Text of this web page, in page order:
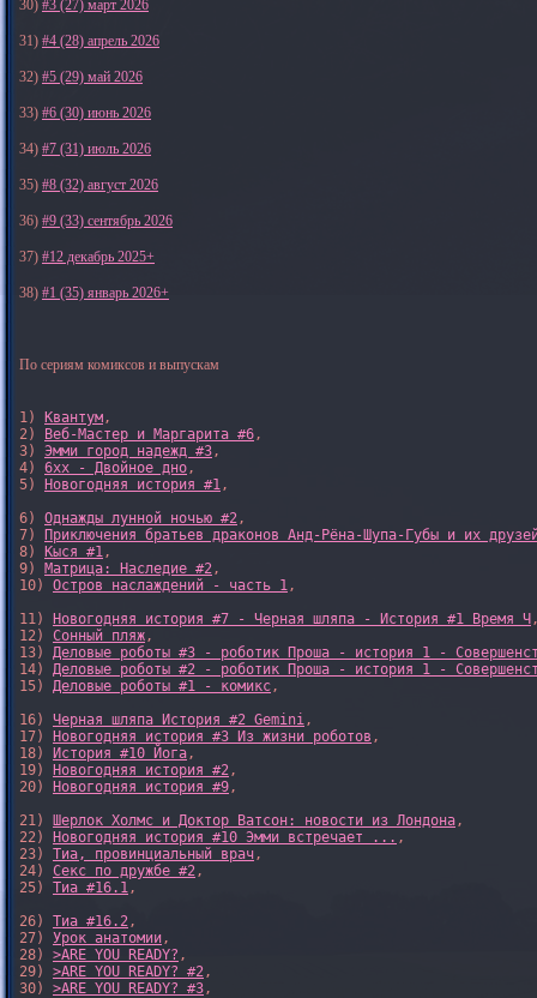
30) #3 (27) март 2026
31) #4 (28) апрель 2026
32) #5 (29) май 2026
33) #6 (30) июнь 2026
34) #7 (31) июль 2026
35) #8 (32) август 2026
36) #9 (33) сентябрь 2026
37) #12 декабрь 2025+
38) #1 (35) январь 2026+
По сериям комиксов и выпускам
1) Квантум,
2)
Веб-Мастер и Маргарита #6,
3) Эмми город надежд #3,
4) 6xx - Двойное дно,
5)
Новогодняя история #1,
6) Однажды лунной ночью #2,
7)
Приключения братьев драконов Анд-Рёна-Шупа-Губы и их
8)
Кыся #1,
9) Матрица: Наследие #2,
10) Остров наслаждений - часть 1,
11)
Новогодняя история #7 - Черная шляпа - История #1 Время Ч
12) Сонный пляж,
13) Деловые роботы #3 - роботик Проша - история 1 -
14) Деловые роботы #2 - роботик Проша - история 1 -
15) Деловые роботы #1 - комикс,
16) Черная шляпа История #2 Gemini,
17)
Новогодняя история #3 Из жизни роботов ,
18)
История #10 Йога,
19)
Новогодняя история #2,
20)
Новогодняя история #9,
21) Шерлок Холмс и Доктор Ватсон: новости из Лондона,
22)
Новогодняя история #10 Эмми встречает ... ,
23) Тиа, провинциальный врач,
24) Секс по дружбе #2,
25) Тиа #16.1,
26) Тиа #16.2,
27) Урок анатомии,
28) >ARE YOU READY? ,
29) >ARE YOU READY? #2,
30) >ARE YOU READY? #3,